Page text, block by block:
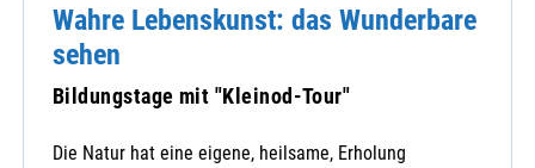
Wahre Lebenskunst: das Wunderbare
sehen
Bildungstage mit "Kleinod-Tour"
Die Natur hat eine eigene, heilsame, Erholung